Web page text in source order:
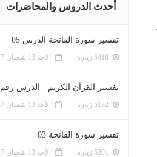
أحدث الدروس والمحاضرات
تفسير سورة الفاتحة الدرس 05
الأحد 13 شعبان 1447ﻫ 1-2-2026م
تفسير القرآن الكريم - الدرس رقم 04
الأحد 13 شعبان 1447ﻫ 1-2-2026م
تفسير سورة الفاتحة 03
الأحد 13 شعبان 1447ﻫ 1-2-2026م